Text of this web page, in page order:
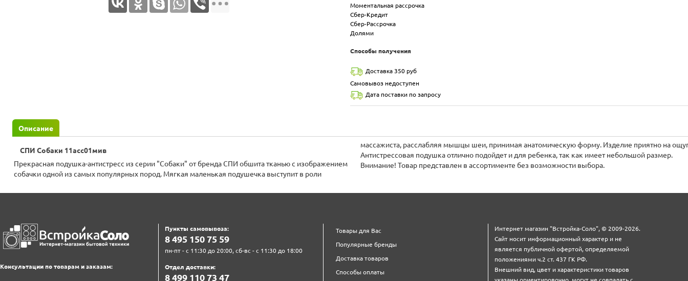
Моментальная рассрочка
Сбер-Кредит
Сбер-Рассрочка
Долями
Способы получения
Доставка 350 руб
Самовывоз недоступен
Дата поставки по запросу
Описание
СПИ Собаки 11асс01мив
Прекрасная подушка-антистресс из серии "Собаки" от бренда СПИ обшита тканью с изображением
собачки одной из самых популярных пород. Мягкая маленькая подушечка выступит в роли
массажиста, расслабляя мышцы шеи, принимая анатомическую форму. Изделие приятно на
Антистрессовая подушка отлично подойдет и для ребенка, так как имеет небольшой размер.
Внимание! Товар представлен в ассортименте без возможности выбора.
Консультации по товарам и заказам:
Пункты самовывоза:
8‍ 4‍9‍5‍ 1‍5‍0‍ 7‍5‍ 5‍9‍
пн-пт - с 11:30 до 20:00, сб-вс - с 11:30 до 18:00
Отдел доставки:
8‍ 4‍9‍9‍ 1‍1‍0‍ 7‍3‍ 4‍7‍
Товары для Вас
Популярные бренды
Доставка товаров
Способы оплаты
Интернет магазин "Встройка-Соло", © 2009-2026.
Сайт носит информационный характер и не
является публичной офертой, определяемой
положениями ч.2 ст. 437 ГК РФ.
Внешний вид, цвет и характеристики товаров
указаны ориентировочно, могут не совпадать с